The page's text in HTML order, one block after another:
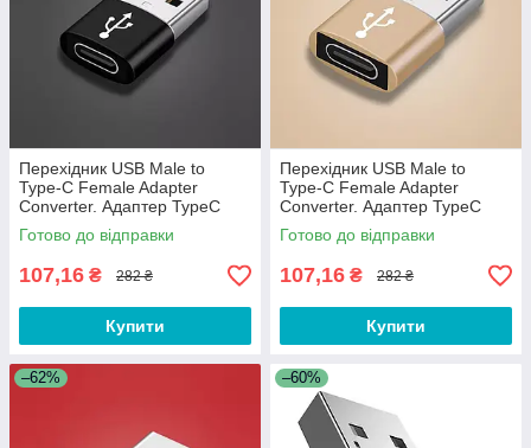
Перехідник USB Male to
Type-C Female Adapter
Converter. Адаптер TypeC
(мама) - USB (тато) WC32QS
Чорний
Готово до відправки
107,16 ₴ 282 ₴
Купити
Перехідник USB Male to
Type-C Female Adapter
Converter. Адаптер TypeC
(мама) - USB (тато) WC32QS
Золотистий
Готово до відправки
107,16 ₴ 282 ₴
Купити
–62% –60%